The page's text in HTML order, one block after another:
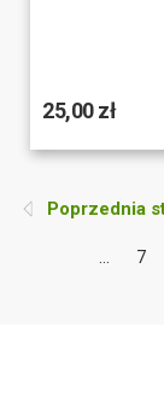
25,00 zł
Poprzednia
... 7